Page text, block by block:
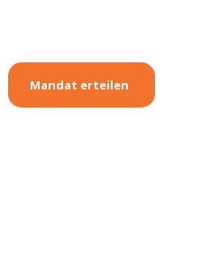
Mandat erteilen